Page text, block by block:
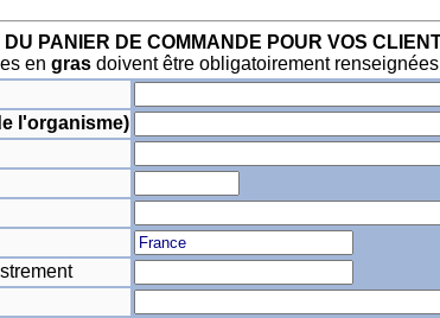
DU PANIER DE COMMANDE POUR VOS
en gras doivent être obligatoirement
l'organisme)